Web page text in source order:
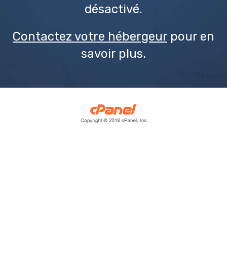
désactivé.
Contactez votre hébergeur pour en
savoir plus.